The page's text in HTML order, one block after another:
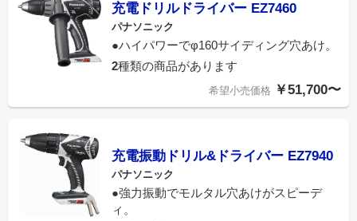
充電ドリルドライバー EZ7460
パナソニック
●ハイパワーでφ160サイディング穴あけ。
2種類の商品があります
希望小売価格 ￥51,700〜
充電振動ドリル&ドライバー EZ7940
パナソニック
●強力振動でモルタル穴あけがスピーデ
ィ。